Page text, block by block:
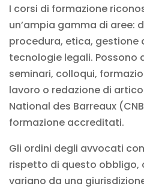
I corsi di formazione
un’ampia gamma di aree:
procedura, etica, gestione
tecnologie legali. Possono
seminari, colloqui,
lavoro o redazione di
National des Barreaux
formazione accreditati.
Gli ordini degli avvocati
rispetto di questo obbligo,
variano da una